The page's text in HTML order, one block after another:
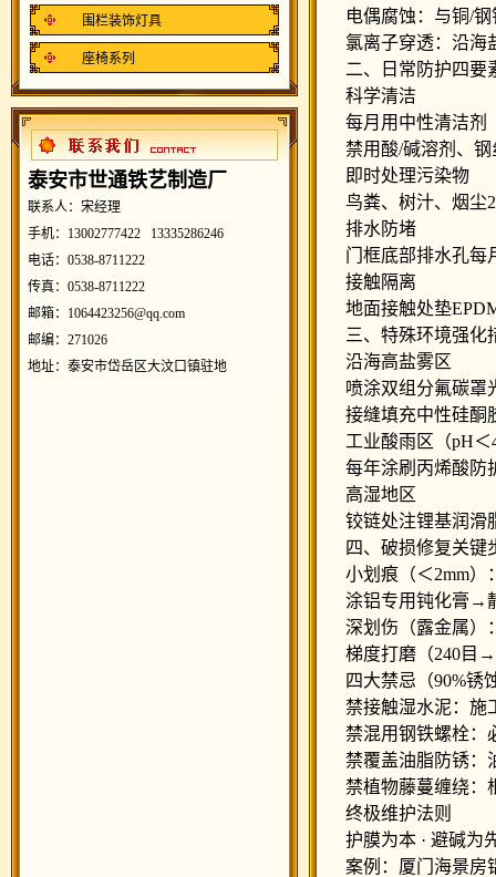
围栏装饰灯具
座椅系列
泰安市世通铁艺制造厂
联系人：宋经理
手机：13002777422 13335286246
电话：0538-8711222
传真：0538-8711222
邮箱：1064423256@qq.com
邮编：271026
地址：泰安市岱岳区大汶口镇驻地
电偶腐蚀：与铜/钢
氯离子穿透：沿海
二、日常防护四要
科学清洁
每月用中性清洁剂
禁用酸/碱溶剂、钢
即时处理污染物
鸟粪、树汁、烟尘
排水防堵
门框底部排水孔每
接触隔离
地面接触处垫
三、特殊环境强化
沿海高盐雾区
喷涂双组分氟碳罩
接缝填充中性硅酮
工业酸雨区（pH＜
每年涂刷丙烯酸防
高湿地区
铰链处注锂基润滑
四、破损修复关键
小划痕（＜2mm）
涂铝专用钝化膏→
深划伤（露金属）
梯度打磨（240目
四大禁忌（90%锈
禁接触湿水泥：施
禁混用钢铁螺栓：
禁覆盖油脂防锈：
禁植物藤蔓缠绕：
终极维护法则
护膜为本 · 避碱为
案例：厦门海景房